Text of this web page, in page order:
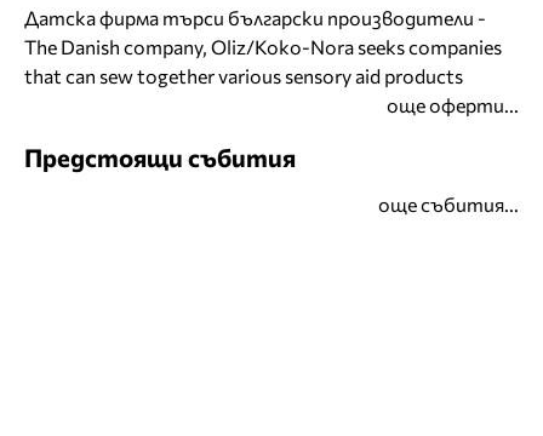
Датска фирма търси български производители -
The Danish company, Oliz/Koko-Nora seeks companies
that can sew together various sensory aid products
още оферти...
Предстоящи събития
още събития...